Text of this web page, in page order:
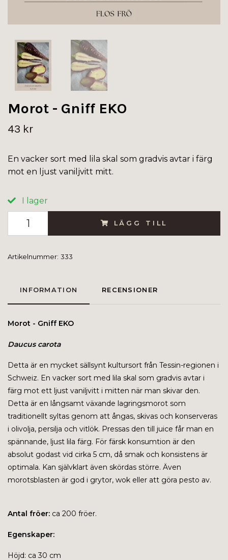
Morot - Gniff EKO
43 kr
En vacker sort med lila skal som gradvis avtar i färg
mot en ljust vaniljvitt mitt.
I lager
LÄGG TILL
Artikelnummer: 333
INFORMATION RECENSIONER
Morot - Gniff EKO
Daucus carota
Detta är en mycket sällsynt kultursort från Tessin-regionen i
Schweiz. En vacker sort med lila skal som gradvis avtar i
färg mot ett ljust vaniljvitt i mitten när man skivar den.
Detta är en långsamt växande lagringsmorot som
traditionellt syltas genom att ångas, skivas och konserveras
i olivolja, persilja och vitlök. Pressas den till juice får man en
spännande, ljust lila färg. För färsk konsumtion är den
absolut godast vid cirka 5 cm, då smak och konsistens är
optimala. Kan självklart även skördas större. Även
morotsblasten är god i grytor, wok eller att göra pesto av.
Antal fröer: ca 200 fröer.
Egenskaper:
Höjd: ca 30 cm